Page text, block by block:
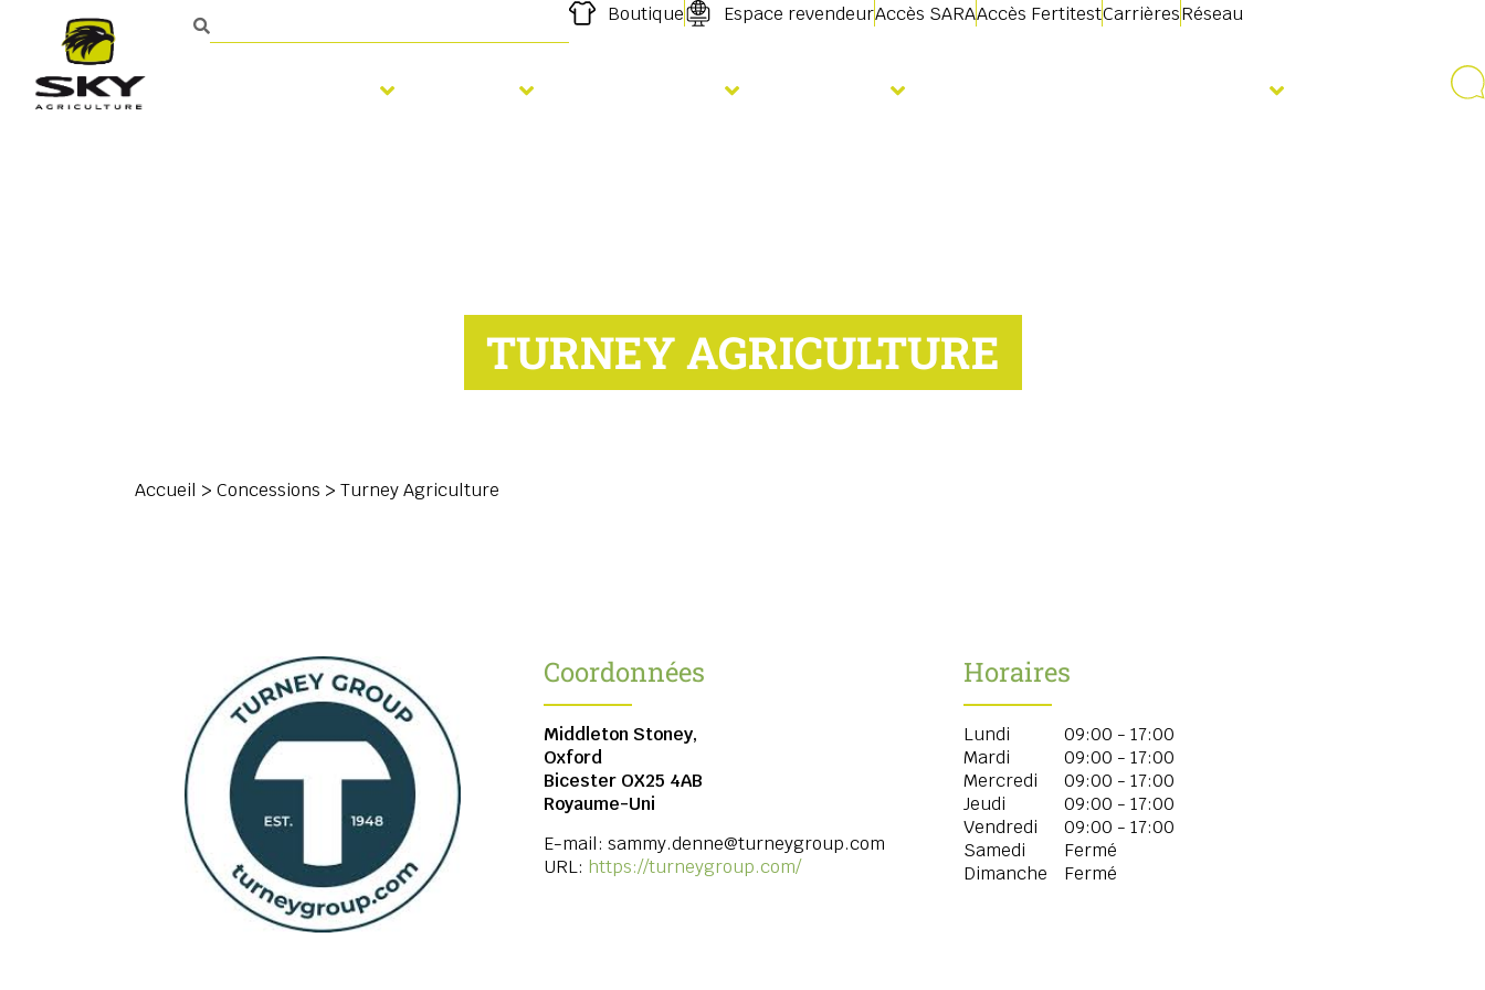
Boutique Espace revendeurAccès SARAAccès FertitestCarrièresRéseau
TURNEY AGRICULTURE
Accueil > Concessions > Turney Agriculture
Coordonnées
Middleton Stoney,
Oxford
Bicester OX25 4AB
Royaume-Uni
E-mail: sammy.denne@turneygroup.com
URL: https://turneygroup.com/
Horaires
Lundi
09:00 - 17:00
Mardi
09:00 - 17:00
Mercredi
09:00 - 17:00
Jeudi
09:00 - 17:00
Vendredi
09:00 - 17:00
Samedi
Fermé
Dimanche
Fermé